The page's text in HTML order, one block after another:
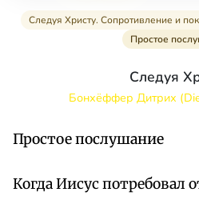
Следуя Христу. Сопротивление и
Простое
Следуя
Бонхёффер Дитрих
Простое послушание
Когда Иисус потребовал